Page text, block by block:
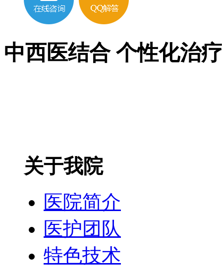
中西医结合 个性化治
关于我院
医院简介
医护团队
特色技术